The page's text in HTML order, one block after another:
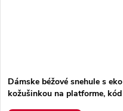
Dámske béžové snehule s eko
kožušinkou na platforme, kód